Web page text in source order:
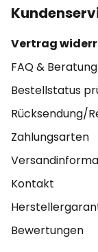
Vertrag
FAQ & Beratung
Bestellstatus
Rücksendung/
Zahlungsarten
Kontakt
Bewertungen